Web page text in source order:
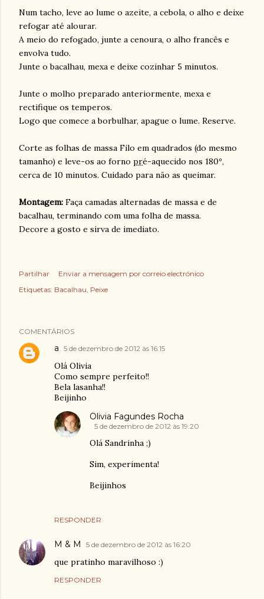
Num tacho, leve ao lume o azeite, a cebola, o alho e deixe
refogar até alourar.
A meio do refogado, junte a cenoura, o alho francês e
envolva tudo.
Junte o bacalhau, mexa e deixe cozinhar 5 minutos.
Junte o molho preparado anteriormente, mexa e
rectifique os temperos.
Logo que comece a borbulhar, apague o lume. Reserve.
Corte as folhas de massa Filo em quadrados (do mesmo
tamanho) e leve-os ao forno pré-aquecido nos 180º,
cerca de 10 minutos. Cuidado para não as queimar.
Montagem: Faça camadas alternadas de massa e de
bacalhau, terminando com uma folha de massa.
Decore a gosto e sirva de imediato.
Partilhar
Enviar a mensagem por correio electrónico
Etiquetas: Bacalhau Peixe
COMENTÁRIOS
a 5 de dezembro de 2012 às 16:15
Olá Olivia
Como sempre perfeito!!
Bela lasanha!!
Beijinho
RESPONDER
Olivia Fagundes Rocha
5 de dezembro de 2012 às 19:20
Olá Sandrinha ;)
Sim, experimenta!
Beijinhos
M & M 5 de dezembro de 2012 às 16:20
que pratinho maravilhoso :)
RESPONDER